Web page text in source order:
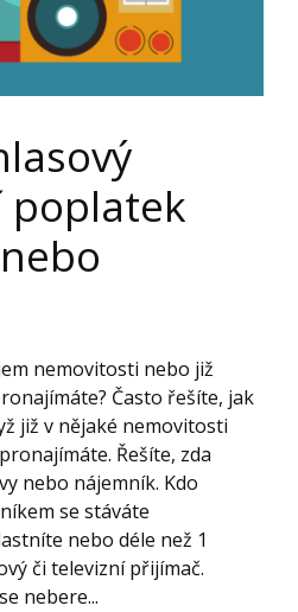
poplatek
nemovitosti nebo již
Často řešíte, jak
již v nějaké nemovitosti
Řešíte, zda
nebo nájemník. Kdo
se stáváte
nebo déle než 1
či televizní přijímač.
nebere...